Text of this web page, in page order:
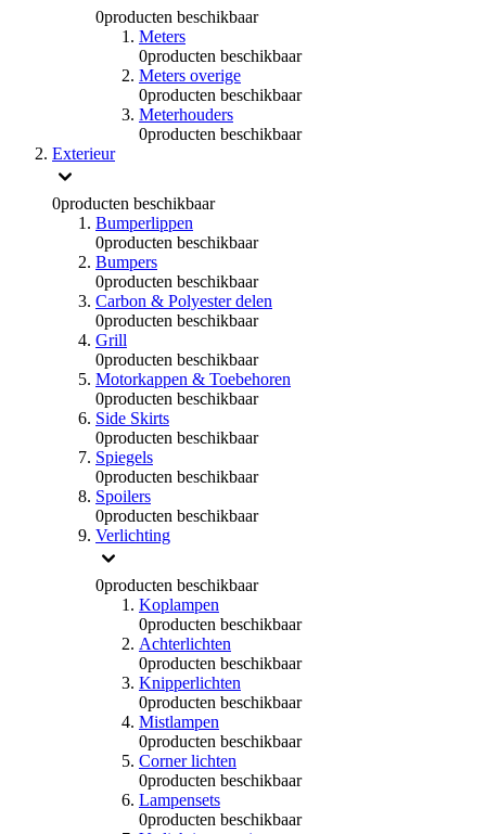
0producten beschikbaar
Meters
0producten beschikbaar
Meters overige
0producten beschikbaar
Meterhouders
0producten beschikbaar
Exterieur
0producten beschikbaar
Bumperlippen
0producten beschikbaar
Bumpers
0producten beschikbaar
Carbon & Polyester delen
0producten beschikbaar
Grill
0producten beschikbaar
Motorkappen & Toebehoren
0producten beschikbaar
Side Skirts
0producten beschikbaar
Spiegels
0producten beschikbaar
Spoilers
0producten beschikbaar
Verlichting
0producten beschikbaar
Koplampen
0producten beschikbaar
Achterlichten
0producten beschikbaar
Knipperlichten
0producten beschikbaar
Mistlampen
0producten beschikbaar
Corner lichten
0producten beschikbaar
Lampensets
0producten beschikbaar